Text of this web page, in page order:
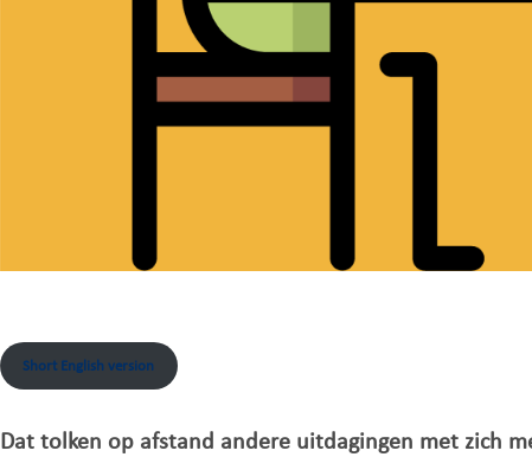
Short English version
Dat tolken op afstand andere uitdagingen met zich